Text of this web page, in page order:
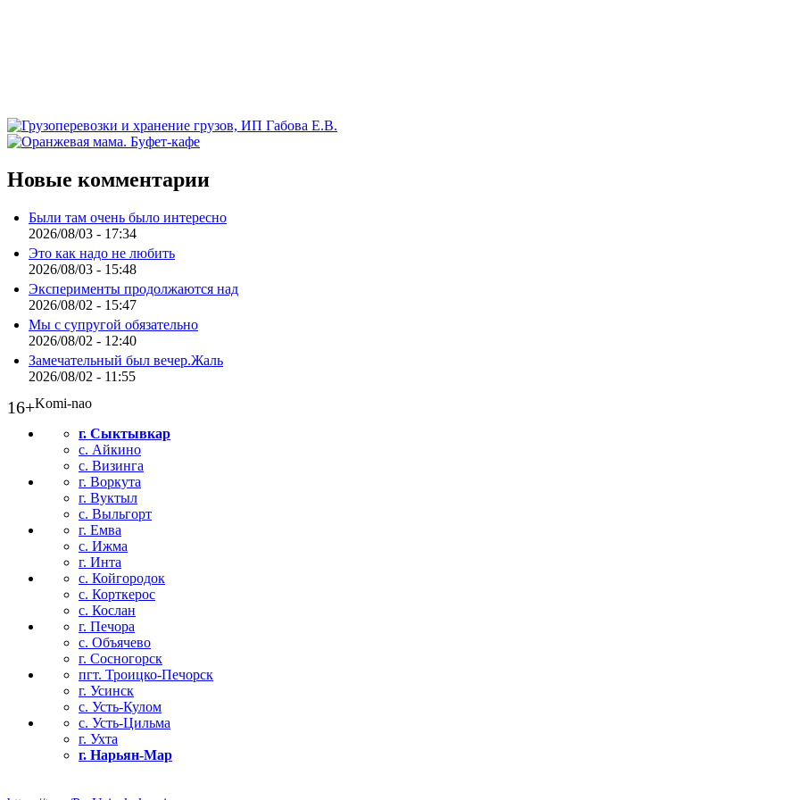
Новые комментарии
Были там очень было интересно
2026/08/03 - 17:34
Это как надо не любить
2026/08/03 - 15:48
Эксперименты продолжаются над
2026/08/02 - 15:47
Мы с супругой обязательно
2026/08/02 - 12:40
Замечательный был вечер.Жаль
2026/08/02 - 11:55
16+Komi-nao
г. Сыктывкар
с. Айкино
с. Визинга
г. Воркута
г. Вуктыл
с. Выльгорт
г. Емва
с. Ижма
г. Инта
с. Койгородок
с. Корткерос
с. Кослан
г. Печора
с. Объячево
г. Сосногорск
пгт. Троицко-Печорск
г. Усинск
с. Усть-Кулом
с. Усть-Цильма
г. Ухта
г. Нарьян-Мар